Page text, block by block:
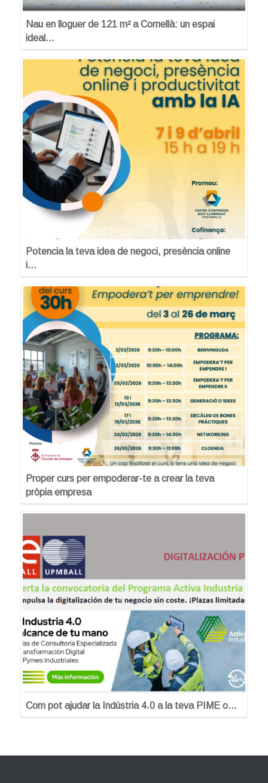
Nau en lloguer de 121 m² a Cornellà: un espai
ideal…
Potencia la teva idea de negoci, presència online
i…
Proper curs per empoderar-te a crear la teva
pròpia empresa
Com pot ajudar la Indústria 4.0 a la teva PIME o…